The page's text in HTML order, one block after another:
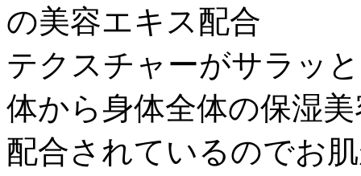
の美容エキス配合
テクスチャーがサラ
体から身体全体の保湿
配合されているのでお